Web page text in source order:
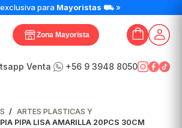
para Mayoristas ⛟ »
Zona Mayorista
Venta +56 9 3948 8050
/ ARTES PLASTICAS Y
PIPA LISA AMARILLA 20PCS 30CM